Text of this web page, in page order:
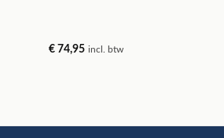
€74,95 incl. btw